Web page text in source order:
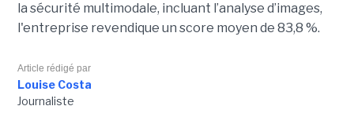
la sécurité multimodale, incluant l’analyse d’images,
l'entreprise revendique un score moyen de 83,8 %.
Article rédigé par
Louise Costa
Journaliste